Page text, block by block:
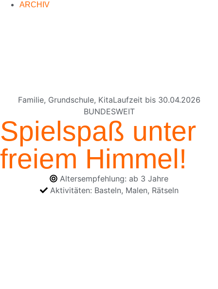
ARCHIV
Familie, Grundschule, KitaLaufzeit bis 30.04.2026
BUNDESWEIT
Spielspaß unter
freiem Himmel!
Altersempfehlung: ab 3 Jahre
Aktivitäten: Basteln, Malen, Rätseln